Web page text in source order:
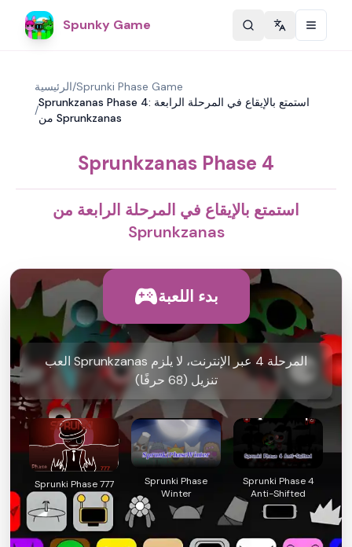
Spunky Game Change
الرئيسية/Sprunki Phase Game
/
Sprunkzanas Phase 4: استمتع بالإيقاع في المرحلة الرابعة
من Sprunkzanas
Sprunkzanas Phase 4
استمتع بالإيقاع في المرحلة الرابعة من
Sprunkzanas
بدء اللعبة
العب Sprunkzanas المرحلة 4 عبر الإنترنت، لا يلزم
تنزيل (68 حرفًا)
Sprunki Phase 777
Sprunki Phase
Winter
Sprunki Phase 4
Anti-Shifted